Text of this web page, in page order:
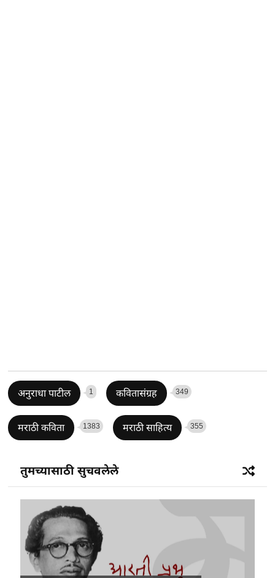
अनुराधा पाटील 1 कवितासंग्रह 349
मराठी कविता 1383 मराठी साहित्य 355
तुमच्यासाठी सुचवलेले